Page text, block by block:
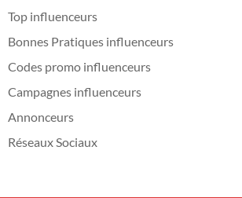
Top influenceurs
Bonnes Pratiques influenceurs
Codes promo influenceurs
Campagnes influenceurs
Annonceurs
Réseaux Sociaux